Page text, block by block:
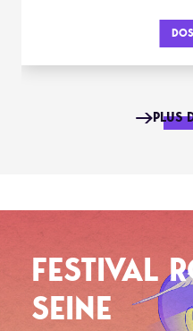
PLUS
FESTIVAL
SEINE